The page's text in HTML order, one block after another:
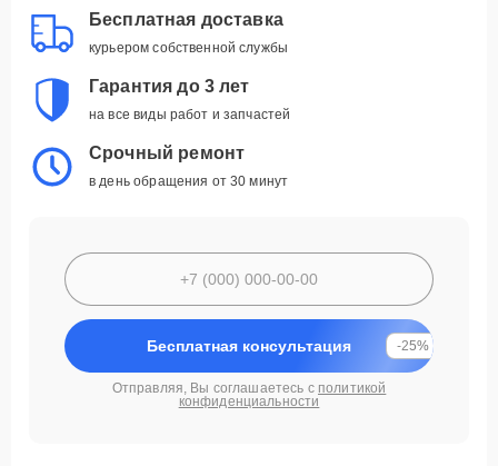
Бесплатная доставка
курьером собственной службы
Гарантия до 3 лет
на все виды работ и запчастей
Срочный ремонт
в день обращения от 30 минут
Бесплатная консультация -25%
Отправляя, Вы соглашаетесь с политикой
конфиденциальности